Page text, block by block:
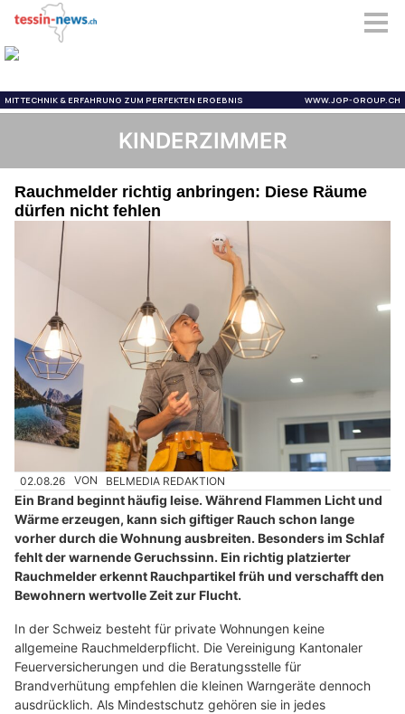
KINDERZIMMER
Rauchmelder richtig anbringen: Diese Räume
dürfen nicht fehlen
02.08.26 VON BELMEDIA REDAKTION
Ein Brand beginnt häufig leise. Während Flammen Licht und
Wärme erzeugen, kann sich giftiger Rauch schon lange
vorher durch die Wohnung ausbreiten. Besonders im Schlaf
fehlt der warnende Geruchssinn. Ein richtig platzierter
Rauchmelder erkennt Rauchpartikel früh und verschafft den
Bewohnern wertvolle Zeit zur Flucht.
In der Schweiz besteht für private Wohnungen keine
allgemeine Rauchmelderpflicht. Die Vereinigung Kantonaler
Feuerversicherungen und die Beratungsstelle für
Brandverhütung empfehlen die kleinen Warngeräte dennoch
ausdrücklich. Als Mindestschutz gehören sie in jedes